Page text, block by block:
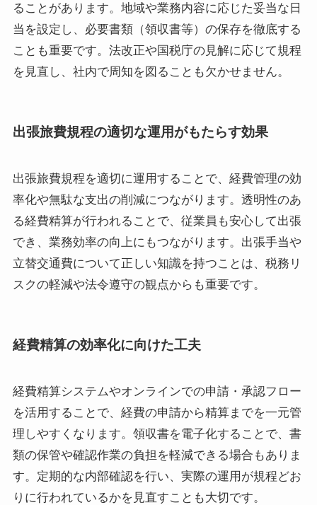
ることがあります。地域や業務内容に応じた妥当な日
当を設定し、必要書類（領収書等）の保存を徹底する
ことも重要です。法改正や国税庁の見解に応じて規程
を見直し、社内で周知を図ることも欠かせません。
出張旅費規程の適切な運用がもたらす効果
出張旅費規程を適切に運用することで、経費管理の効
率化や無駄な支出の削減につながります。透明性のあ
る経費精算が行われることで、従業員も安心して出張
でき、業務効率の向上にもつながります。出張手当や
立替交通費について正しい知識を持つことは、税務リ
スクの軽減や法令遵守の観点からも重要です。
経費精算の効率化に向けた工夫
経費精算システムやオンラインでの申請・承認フロー
を活用することで、経費の申請から精算までを一元管
理しやすくなります。領収書を電子化することで、書
類の保管や確認作業の負担を軽減できる場合もありま
す。定期的な内部確認を行い、実際の運用が規程どお
りに行われているかを見直すことも大切です。